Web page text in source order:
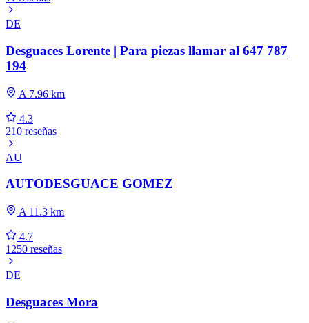
DE
Desguaces Lorente | Para piezas llamar al 647 787
194
A 7.96 km
4.3
210 reseñas
AU
AUTODESGUACE GOMEZ
A 11.3 km
4.7
1250 reseñas
DE
Desguaces Mora